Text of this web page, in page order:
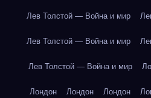
Лев Толстой — Война и мир
Лев Толстой — Война и мир
Лев Толстой — Война и мир
Лондон Лондон Лондон